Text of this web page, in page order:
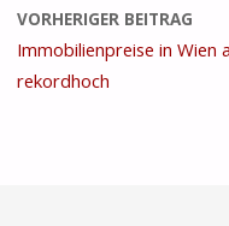
VORHERIGER BEITRAG
Immobilienpreise in Wien
rekordhoch